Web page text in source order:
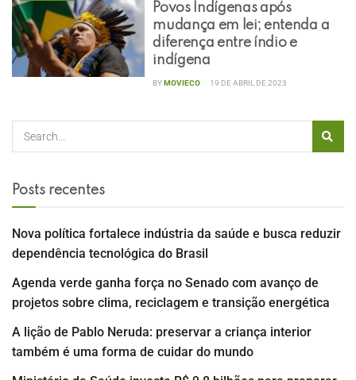
Povos Indígenas após
mudança em lei; entenda a
diferença entre índio e
indígena
BYMOVIECO 19 DE ABRIL DE 2023
Posts recentes
Nova política fortalece indústria da saúde e busca reduzir
dependência tecnológica do Brasil
Agenda verde ganha força no Senado com avanço de
projetos sobre clima, reciclagem e transição energética
A lição de Pablo Neruda: preservar a criança interior
também é uma forma de cuidar do mundo